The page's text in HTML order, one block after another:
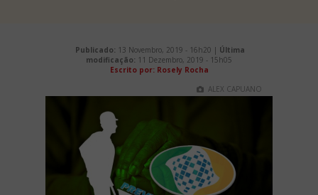
Publicado: 13 Novembro, 2019 - 16h20 | Última
modificação: 11 Dezembro, 2019 - 15h05
Escrito por: Rosely Rocha
ALEX CAPUANO